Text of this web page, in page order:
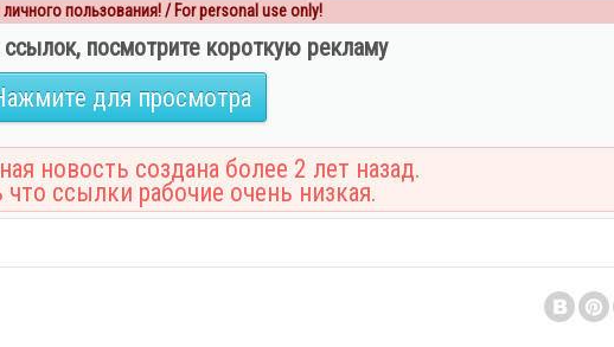
пользования! / For personal use only!
посмотрите короткую рекламу
для просмотра
новость создана более 2 лет назад.
что ссылки рабочие очень низкая.